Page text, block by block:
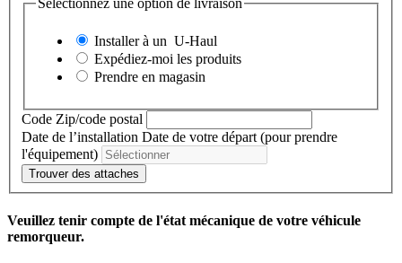
Sélectionnez une option de livraison
Installer à un U-Haul
Expédiez-moi les produits
Prendre en magasin
Code Zip/code postal
Date de l’installation Date de votre départ (pour prendre
l'équipement)
Trouver des attaches
Veuillez tenir compte de l'état mécanique de votre véhicule
remorqueur.